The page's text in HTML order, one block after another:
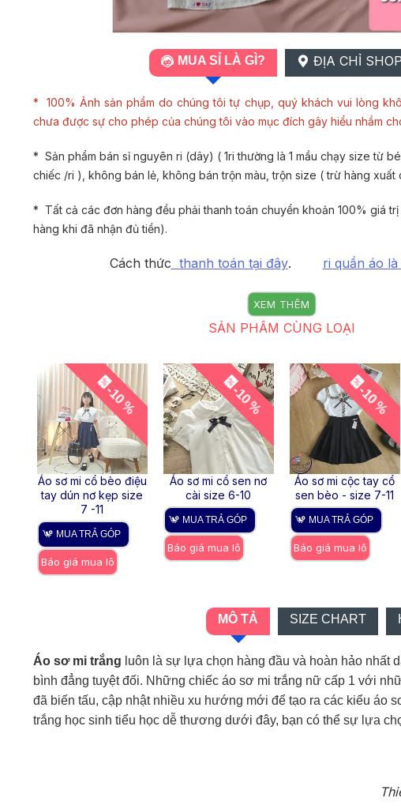
MUA SỈ LÀ GÌ? ĐỊA CHỈ SHOP
* 100% Ảnh sản phẩm do chúng tôi tự chụp, quý khách vui lòng
chưa được sự cho phép của chúng tôi vào mục đích gây hiểu nhầm
* Sản phẩm bán sỉ nguyên ri (dây) ( 1ri thường là 1 mầu chạy size từ
chiếc /ri ), không bán lẻ, không bán trộn màu, trộn size ( trừ hàng xuất
* Tất cả các đơn hàng đều phải thanh toán chuyển khoản 100% giá
hàng khi đã nhận đủ tiền).
Cách thức thanh toán tại đây. ri quần áo
XEM THÊM
SẢN PHẨM CÙNG LOẠI
-10 %
Áo sơ mi cổ bèo điệu
tay dún nơ kẹp size
7 -11
MUA TRẢ GÓP
Báo giá mua lô
-10 %
Áo sơ mi cổ sen nơ
cài size 6-10
MUA TRẢ GÓP
Báo giá mua lô
-10 %
Áo sơ mi cộc tay cổ
sen bèo - size 7-11
MUA TRẢ GÓP
Báo giá mua lô
MÔ TẢ SIZE CHART
Áo sơ mi trắng luôn là sự lựa chọn hàng đầu và hoàn hảo nhất
bình đẳng tuyệt đối. Những chiếc áo sơ mi trắng nữ cấp 1 với
đã biến tấu, cập nhật nhiều xu hướng mới để tạo ra các kiểu áo
trắng học sinh tiểu học dễ thương dưới đây, bạn có thể sự lựa